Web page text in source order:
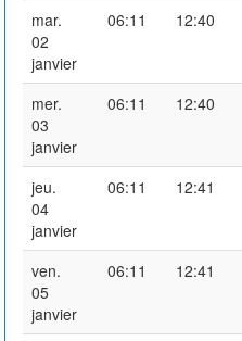
mar.
02
janvier
06:11 12:40
mer.
03
janvier
06:11 12:40
jeu.
04
janvier
06:11 12:41
ven.
05
janvier
06:11 12:41